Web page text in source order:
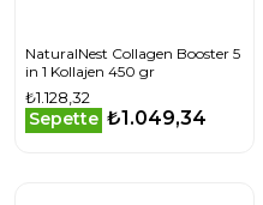
NaturalNest Collagen Booster 5
in 1 Kollajen 450 gr
₺1.128,32
Sepette ₺1.049,34